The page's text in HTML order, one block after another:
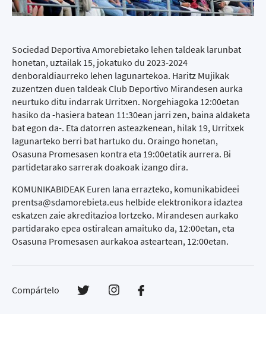
Sociedad Deportiva Amorebietako lehen taldeak larunbat
honetan, uztailak 15, jokatuko du 2023-2024
denboraldiaurreko lehen lagunartekoa. Haritz Mujikak
zuzentzen duen taldeak Club Deportivo Mirandesen aurka
neurtuko ditu indarrak Urritxen. Norgehiagoka 12:00etan
hasiko da -hasiera batean 11:30ean jarri zen, baina aldaketa
bat egon da-. Eta datorren asteazkenean, hilak 19, Urritxek
lagunarteko berri bat hartuko du. Oraingo honetan,
Osasuna Promesasen kontra eta 19:00etatik aurrera. Bi
partidetarako sarrerak doakoak izango dira.
KOMUNIKABIDEAK Euren lana errazteko, komunikabideei
prentsa@sdamorebieta.eus helbide elektronikora idaztea
eskatzen zaie akreditazioa lortzeko. Mirandesen aurkako
partidarako epea ostiralean amaituko da, 12:00etan, eta
Osasuna Promesasen aurkakoa asteartean, 12:00etan.
Compártelo